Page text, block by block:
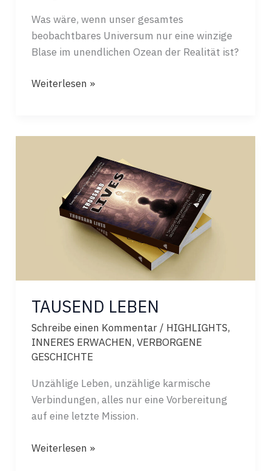
Was wäre, wenn unser gesamtes
beobachtbares Universum nur eine winzige
Blase im unendlichen Ozean der Realität ist?
DAS
Weiterlesen »
TAUSEND LEBEN
Schreibe einen Kommentar / HIGHLIGHTS,
INNERES ERWACHEN, VERBORGENE
GESCHICHTE
Unzählige Leben, unzählige karmische
Verbindungen, alles nur eine Vorbereitung
auf eine letzte Mission.
TAUSEND
Weiterlesen »